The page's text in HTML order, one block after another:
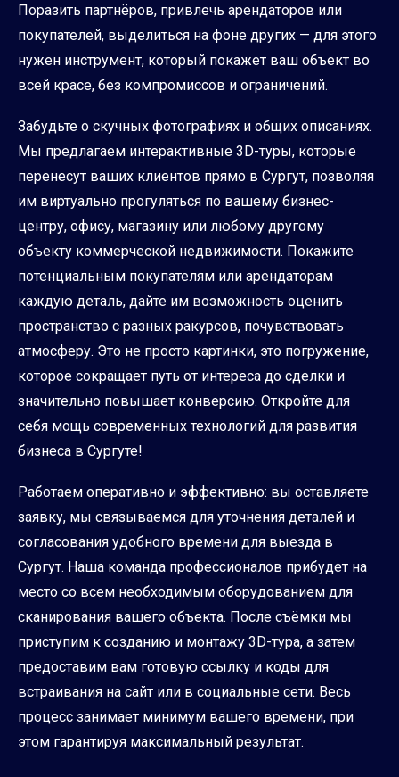
Поразить партнёров, привлечь арендаторов или
покупателей, выделиться на фоне других — для этого
нужен инструмент, который покажет ваш объект во
всей красе, без компромиссов и ограничений.
Забудьте о скучных фотографиях и общих описаниях.
Мы предлагаем интерактивные 3D-туры, которые
перенесут ваших клиентов прямо в Сургут, позволяя
им виртуально прогуляться по вашему бизнес-
центру, офису, магазину или любому другому
объекту коммерческой недвижимости. Покажите
потенциальным покупателям или арендаторам
каждую деталь, дайте им возможность оценить
пространство с разных ракурсов, почувствовать
атмосферу. Это не просто картинки, это погружение,
которое сокращает путь от интереса до сделки и
значительно повышает конверсию. Откройте для
себя мощь современных технологий для развития
бизнеса в Сургуте!
Работаем оперативно и эффективно: вы оставляете
заявку, мы связываемся для уточнения деталей и
согласования удобного времени для выезда в
Сургут. Наша команда профессионалов прибудет на
место со всем необходимым оборудованием для
сканирования вашего объекта. После съёмки мы
приступим к созданию и монтажу 3D-тура, а затем
предоставим вам готовую ссылку и коды для
встраивания на сайт или в социальные сети. Весь
процесс занимает минимум вашего времени, при
этом гарантируя максимальный результат.